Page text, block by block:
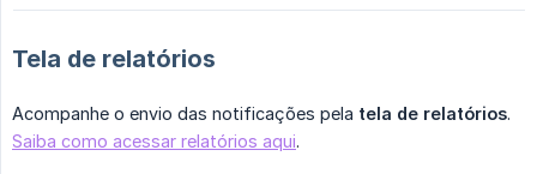
Tela de relatórios
Acompanhe o envio das notificações pela tela de relatórios.
Saiba como acessar relatórios aqui.